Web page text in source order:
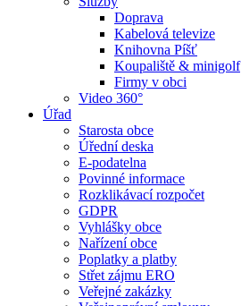
Doprava
Kabelová televize
Knihovna Píšť
Koupaliště & minigolf
Firmy v obci
Video 360°
Úřad
Starosta obce
Úřední deska
E-podatelna
Povinné informace
Rozklikávací rozpočet
GDPR
Vyhlášky obce
Nařízení obce
Poplatky a platby
Střet zájmu ERO
Veřejné zakázky